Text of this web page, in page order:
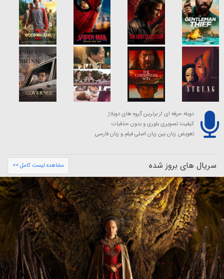
دوبله حرفه ای از برترین گروه های دوبلاژ
کیفیت تصویری بلوری و بدون حذفیات
تعویض زبان بین زبان اصلی فیلم و زبان فارسی
سریال های بروز شده مشاهده لیست کامل >>